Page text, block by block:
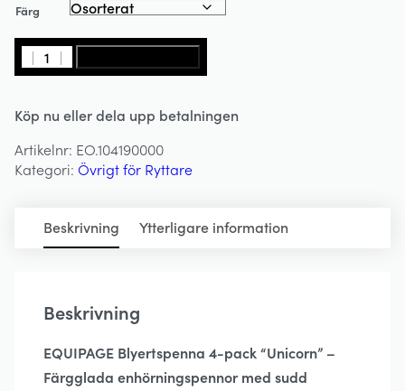
Färg
Pennor
4-
-
-
EQUIPAGE
Köp nu eller dela upp betalningen
Artikelnr: EO.104190000
Kategori: Övrigt för Ryttare
Beskrivning Ytterligare information
Beskrivning
EQUIPAGE Blyertspenna 4-pack “Unicorn” –
Färgglada enhörningspennor med sudd